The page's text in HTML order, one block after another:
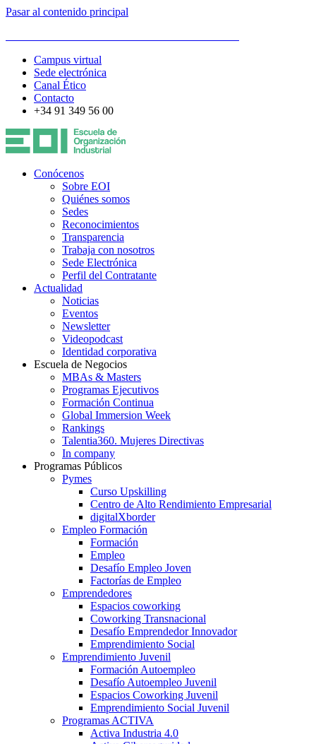
Pasar al contenido principal
Campus virtual
Sede electrónica
Canal Ético
Contacto
+34 91 349 56 00
Conócenos
Sobre EOI
Quiénes somos
Sedes
Reconocimientos
Transparencia
Trabaja con nosotros
Sede Electrónica
Perfil del Contratante
Actualidad
Noticias
Eventos
Newsletter
Videopodcast
Identidad corporativa
Escuela de Negocios
MBAs & Masters
Programas Ejecutivos
Formación Continua
Global Immersion Week
Rankings
Talentia360. Mujeres Directivas
In company
Programas Públicos
Pymes
Curso Upskilling
Centro de Alto Rendimiento Empresarial
digitalXborder
Empleo Formación
Formación
Empleo
Desafío Empleo Joven
Factorías de Empleo
Emprendedores
Espacios coworking
Coworking Transnacional
Desafío Emprendedor Innovador
Emprendimiento Social
Emprendimiento Juvenil
Formación Autoempleo
Desafío Autoempleo Juvenil
Espacios Coworking Juvenil
Emprendimiento Social Juvenil
Programas ACTIVA
Activa Industria 4.0